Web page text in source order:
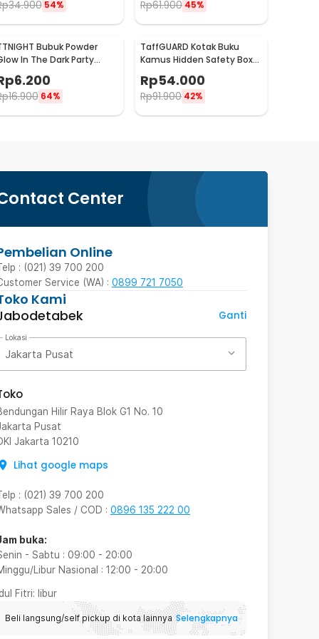
34.900 54% Rp61.900 45%
Bubuk Powder
In The Dark Party
Decoration 10g - T01
6.200
16.900 64%
TaffGUARD Kotak Buku
Kamus Hidden Safety Box
KB-10P
Rp54.000
Rp91.900 42%
Center
Online
: (021) 39 700 200
Service (WA) : 0899 721 7050
Kami
Ganti
Lokasi
Jakarta Pusat
Hilir Raya Blok G1 No. 10
Pusat
Jakarta 10210
Lihat google maps
: (021) 39 700 200
Sales / COD : 0896 135 222 00
buka:
- Sabtu : 09:00 - 20:00
Libur Nasional : 12:00 - 20:00
Fitri: libur
Beli langsung/self pickup di kota lainnya Selengkapnya